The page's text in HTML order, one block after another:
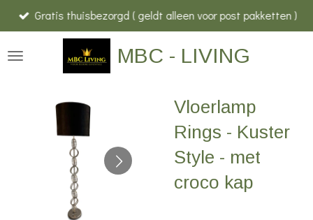
Ga
direct
naar
MBC - LIVING
Gratis thuisbezorgd ( geldt alleen voor post pakketten )
Vloerlamp
Rings - Kuster
Style - met
croco kap